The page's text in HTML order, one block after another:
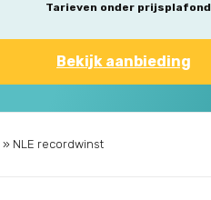
Tarieven onder prijsplafond
Bekijk aanbieding
» NLE recordwinst